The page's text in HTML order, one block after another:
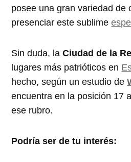
posee una gran variedad de
presenciar este sublime
Sin duda, laCiudad de la
lugares más patrióticos en
hecho, según un estudio de
encuentra en la posición 17
ese rubro.
Podría ser de tu interés: